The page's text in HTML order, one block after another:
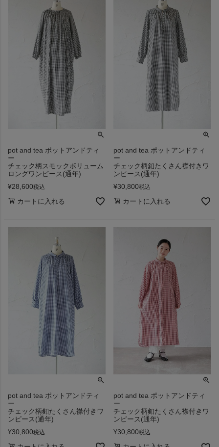
pot and tea ポットアンドティ
ー
チェック柄スモックボリューム
ロングワンピース(通年)
¥28,600税込
カートに入れる
pot and tea ポットアンドティ
ー
チェック柄釦たくさん襟付きワ
ンピース(通年)
¥30,800税込
カートに入れる
pot and tea ポットアンドティ
ー
チェック柄釦たくさん襟付きワ
ンピース(通年)
¥30,800税込
pot and tea ポットアンドティ
ー
チェック柄釦たくさん襟付きワ
ンピース(通年)
¥30,800税込